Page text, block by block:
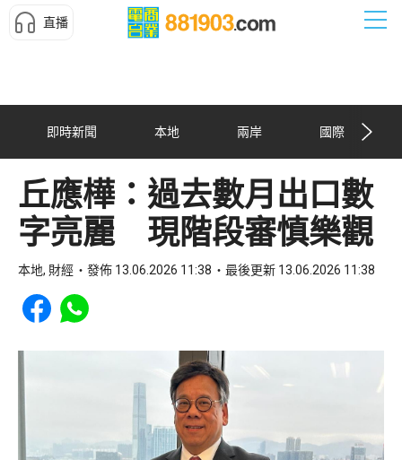
直播
即時新聞 本地 兩岸 國際
丘應樺：過去數月出口數
字亮麗 現階段審慎樂觀
本地, 財經 發佈 13.06.2026 11:38 最後更新 13.06.2026 11:38
Share to Facebook
Share to WhatsApp